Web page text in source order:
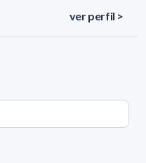
ver perfil >